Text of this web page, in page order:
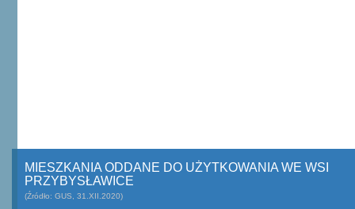
MIESZKANIA ODDANE DO UŻYTKOWANIA WE WSI
PRZYBYSŁAWICE
(Źródło: GUS, 31.XII.2020)